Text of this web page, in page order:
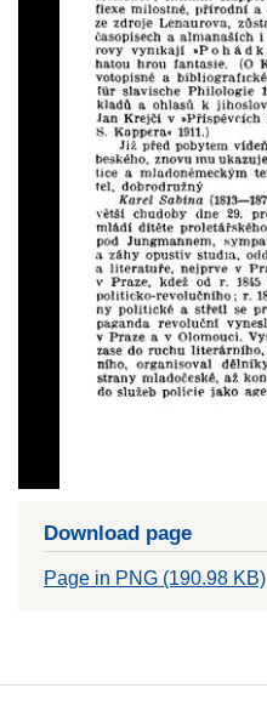
Download page
Page in PNG (190.98 KB)